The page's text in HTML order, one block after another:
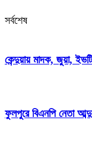
সর্বশেষ
কেন্দুয়ায় মাদক, জুয়া,
ফুলপুরে বিএনপি নেতা